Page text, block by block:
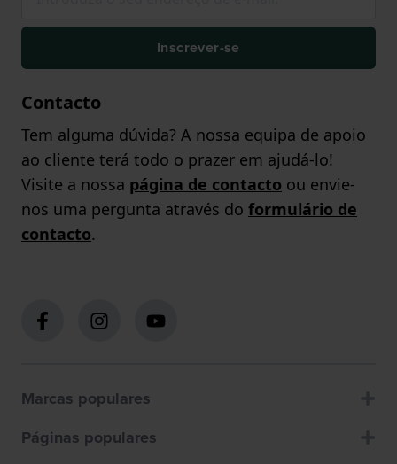
Inscrever-se
Contacto
Tem alguma dúvida? A nossa equipa de apoio
ao cliente terá todo o prazer em ajudá-lo!
Visite a nossa página de contacto ou envie-
nos uma pergunta através do formulário de
contacto.
Marcas populares
Páginas populares